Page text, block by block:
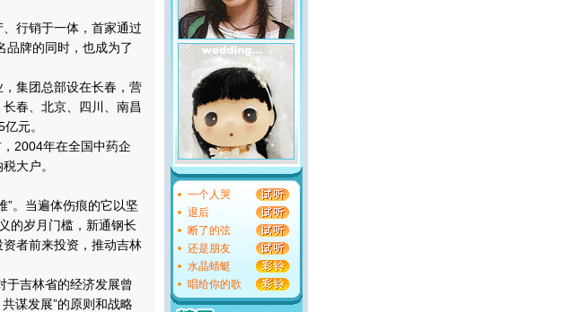
行销于一体，首家通过
品牌的同时，也成为了
集团总部设在长春，营
春、北京、四川、南昌
元。
2004年在全国中药企
大户。
。当遍体伤痕的它以坚
的岁月门槛，新通钢长
者前来投资，推动吉林
吉林省的经济发展曾
谋发展”的原则和战略
一个人哭
退后
断了的弦
还是朋友
水晶蜻蜓
唱给你的歌